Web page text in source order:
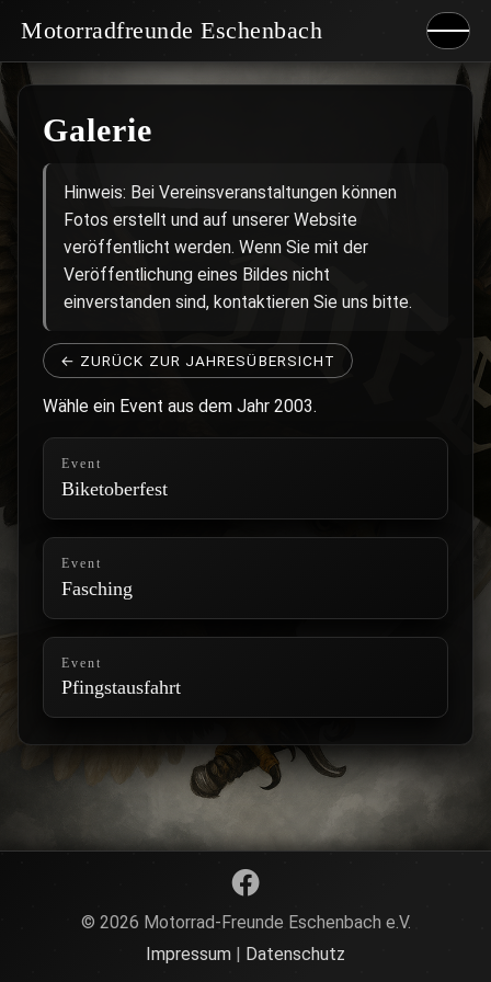
Motorradfreunde Eschenbach
Start
Geschichte
Clubhaus
Impressum
Datenschutz
Galerie
Hinweis: Bei Vereinsveranstaltungen können
Fotos erstellt und auf unserer Website
veröffentlicht werden. Wenn Sie mit der
Veröffentlichung eines Bildes nicht
einverstanden sind, kontaktieren Sie uns bitte.
← ZURÜCK ZUR JAHRESÜBERSICHT
Wähle ein Event aus dem Jahr 2003.
Event
Biketoberfest
Event
Fasching
Event
Pfingstausfahrt
© 2026 Motorrad-Freunde Eschenbach e.V.
Impressum | Datenschutz